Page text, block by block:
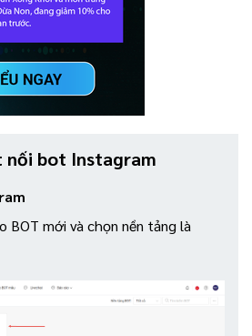
nối bot Instagram
BOT mới và chọn nền tảng là